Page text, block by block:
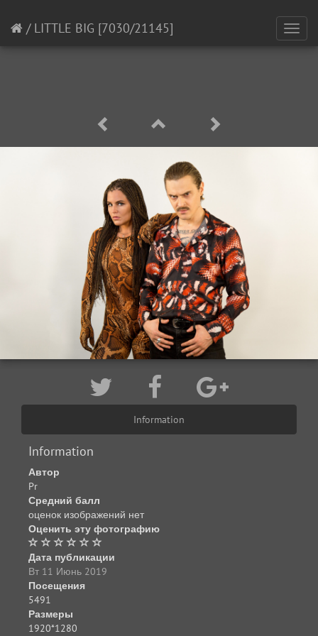
/ LITTLE BIG [7030/21145]
Information
Information
Автор
Pr
Средний балл
оценок изображений нет
Оценить эту фотографию
Дата публикации
Вт 11 Июнь 2019
Посещения
5491
Размеры
1920*1280